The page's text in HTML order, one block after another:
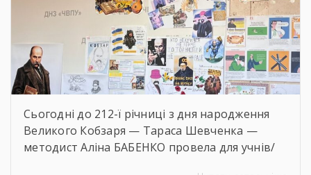
Сьогодні до 212-ї річниці з дня народження
Великого Кобзаря — Тараса Шевченка —
методист Аліна БАБЕНКО провела для учнів/